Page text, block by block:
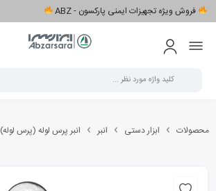
فروش ویژه تجهیزات ایمنی پارکسون - ABZ
محصولات ابزار دستی انبر انبر پرس لوله (پرس لوله)